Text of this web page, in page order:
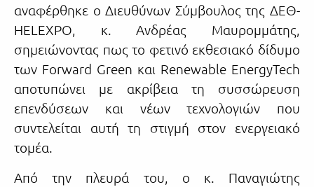
αναφέρθηκε ο Διευθύνων Σύμβουλος της ΔΕΘ-
HELEXPO, κ. Ανδρέας Μαυρομμάτης,
σημειώνοντας πως το φετινό εκθεσιακό δίδυμο
των Forward Green και Renewable EnergyTech
αποτυπώνει με ακρίβεια τη συσσώρευση
επενδύσεων και νέων τεχνολογιών που
συντελείται αυτή τη στιγμή στον ενεργειακό
τομέα.
Από την πλευρά του, ο κ. Παναγιώτης